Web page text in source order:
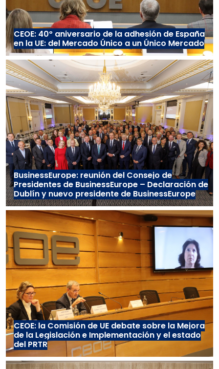
CEOE: 40º aniversario de la adhesión de España
en la UE: del Mercado Único a un Único Mercado
BusinessEurope: reunión del Consejo de
Presidentes de BusinessEurope – Declaración de
Dublín y nuevo presidente de BusinessEurope
CEOE: la Comisión de UE debate sobre la Mejora
de la Legislación e Implementación y el estado
del PRTR